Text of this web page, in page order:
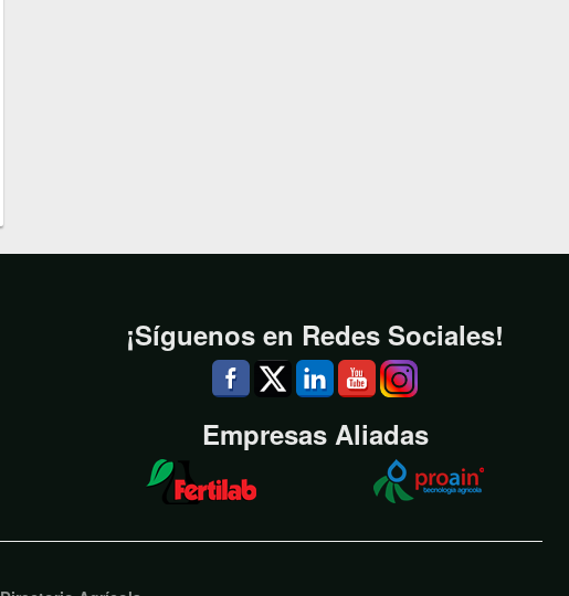
¡Síguenos en Redes Sociales!
Empresas Aliadas